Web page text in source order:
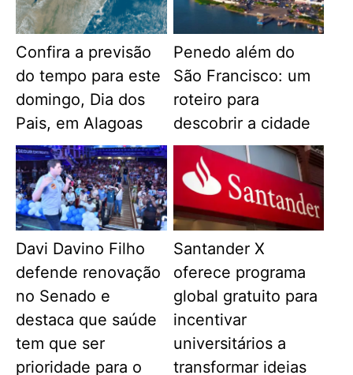
Confira a previsão
do tempo para este
domingo, Dia dos
Pais, em Alagoas
Penedo além do
São Francisco: um
roteiro para
descobrir a cidade
Davi Davino Filho
defende renovação
no Senado e
destaca que saúde
tem que ser
prioridade para o
Santander X
oferece programa
global gratuito para
incentivar
universitários a
transformar ideias